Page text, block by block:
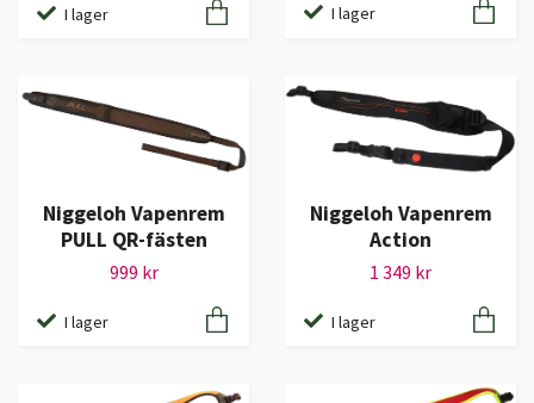
I lager I lager
Niggeloh Vapenrem
PULL QR-fästen
999 kr
I lager
Niggeloh Vapenrem
Action
1 349 kr
I lager